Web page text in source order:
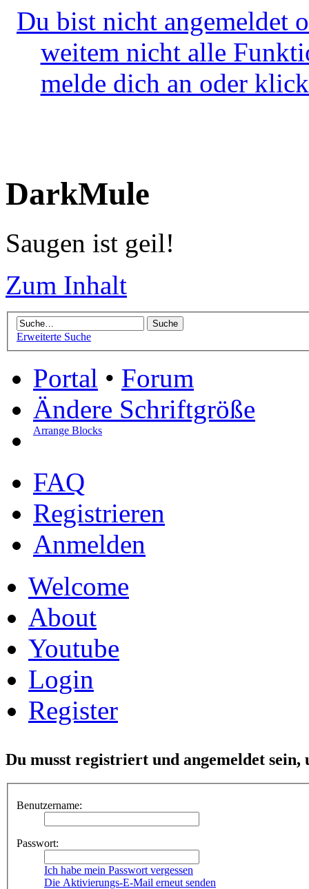
Du bist nicht angemeldet
weitem nicht alle
melde dich an oder
DarkMule
Saugen ist geil!
Zum Inhalt
Erweiterte Suche
Portal • Forum
Ändere Schriftgröße
Arrange Blocks
FAQ
Registrieren
Anmelden
Welcome
About
Youtube
Login
Register
Du musst registriert und angemeldet sein,
Benutzername:
Passwort:
Ich habe mein Passwort vergessen
Die Aktivierungs-E-Mail erneut senden